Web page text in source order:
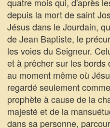
depuis la mort de saint
Jésus dans le Jourdain,
de Jean Baptiste, le
les voies du Seigneur.
et à prêcher sur les
au moment même où
regardé seulement
prophète à cause de la
majesté et de la
dans sa personne,